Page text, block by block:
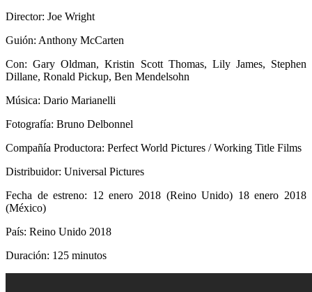
Director: Joe Wright
Guión: Anthony McCarten
Con: Gary Oldman, Kristin Scott Thomas, Lily James, Stephen
Dillane, Ronald Pickup, Ben Mendelsohn
Música: Dario Marianelli
Fotografía: Bruno Delbonnel
Compañía Productora: Perfect World Pictures / Working Title Films
Distribuidor: Universal Pictures
Fecha de estreno: 12 enero 2018 (Reino Unido) 18 enero 2018
(México)
País: Reino Unido 2018
Duración: 125 minutos